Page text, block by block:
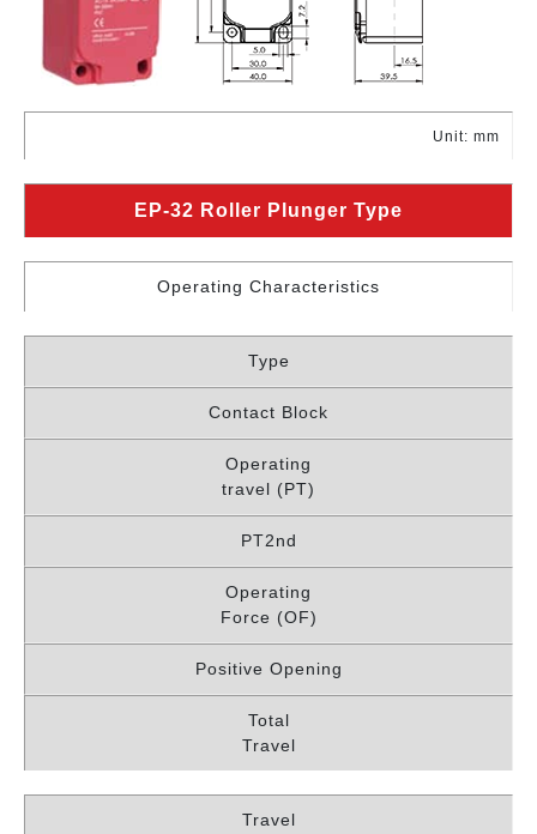
Unit: mm
EP-32 Roller Plunger Type
Operating Characteristics
Type
Contact Block
Operating
travel (PT)
PT2nd
Operating
Force (OF)
Positive Opening
Total
Travel
Travel